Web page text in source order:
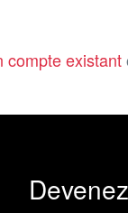
compte existant